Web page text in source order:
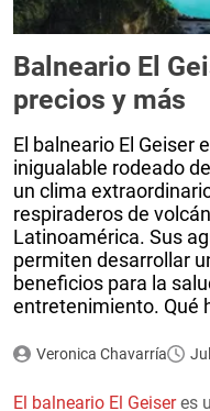
Balneario El
precios y más
El balneario El Geiser
inigualable rodeado
un clima
respiraderos de
Latinoamérica. Sus
permiten desarrollar
beneficios para la
entretenimiento. Qué
Veronica Chavarría
El balneario El Geiseres